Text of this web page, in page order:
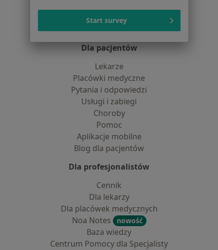
Centrum prasowe
Kontakt
Dla pacjentów
Lekarze
Placówki medyczne
Pytania i odpowiedzi
Usługi i zabiegi
Choroby
Pomoc
Aplikacje mobilne
Blog dla pacjentów
Dla profesjonalistów
Cennik
Dla lekarzy
Dla placówek medycznych
Noa Notes
nowość
Baza wiedzy
Centrum Pomocy dla Specjalisty
Start survey